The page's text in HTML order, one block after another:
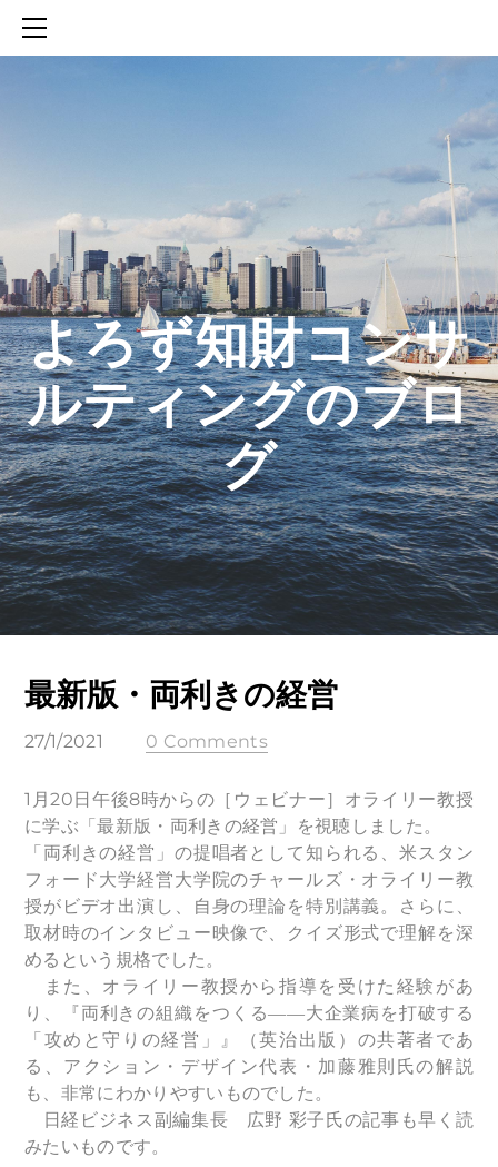
​よろず知財コンサ
ルティングのブロ
グ
最新版・両利きの経営
27/1/2021 0 Comments
​1月20日午後8時からの［ウェビナー］オライリー教授
に学ぶ「最新版・両利きの経営」を視聴しました。
「両利きの経営」の提唱者として知られる、米スタン
フォード大学経営大学院のチャールズ・オライリー教
授がビデオ出演し、自身の理論を特別講義。さらに、
取材時のインタビュー映像で、クイズ形式で理解を深
めるという規格でした。
また、オライリー教授から指導を受けた経験があ
り、『両利きの組織をつくる――大企業病を打破する
「攻めと守りの経営」』（英治出版）の共著者であ
る、アクション・デザイン代表・加藤雅則氏の解説
も、非常にわかりやすいものでした。
日経ビジネス副編集長 広野 彩子氏の記事も早く読
みたいものです。
SERVICES
知財活動のROICへの貢献
生成AIを活用した知財戦略の策定方法
生成AIとの「壁打ち」で、新たな発明を創出する方法